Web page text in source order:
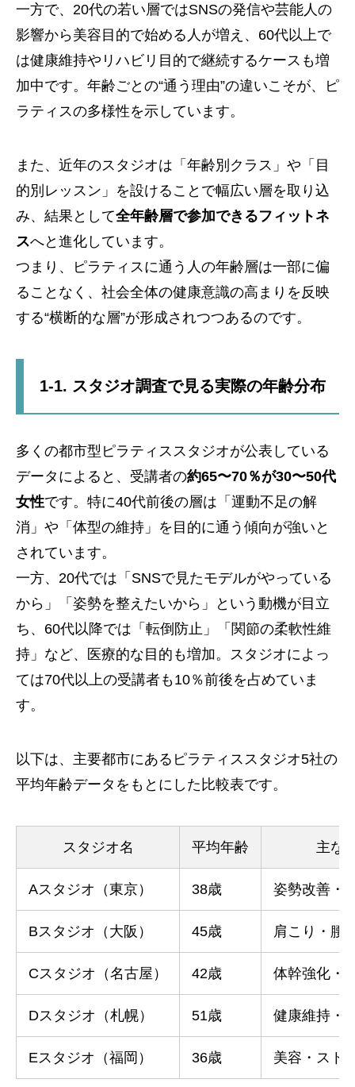
一方で、20代の若い層ではSNSの発信や芸能人の
影響から美容目的で始める人が増え、60代以上で
は健康維持やリハビリ目的で継続するケースも増
加中です。年齢ごとの“通う理由”の違いこそが、ピ
ラティスの多様性を示しています。
また、近年のスタジオは「年齢別クラス」や「目
的別レッスン」を設けることで幅広い層を取り込
み、結果として全年齢層で参加できるフィットネ
スへと進化しています。
つまり、ピラティスに通う人の年齢層は一部に偏
ることなく、社会全体の健康意識の高まりを反映
する“横断的な層”が形成されつつあるのです。
1-1. スタジオ調査で見る実際の年齢分布
多くの都市型ピラティススタジオが公表している
データによると、受講者の約65〜70％が30〜50代
女性です。特に40代前後の層は「運動不足の解
消」や「体型の維持」を目的に通う傾向が強いと
されています。
一方、20代では「SNSで見たモデルがやっている
から」「姿勢を整えたいから」という動機が目立
ち、60代以降では「転倒防止」「関節の柔軟性維
持」など、医療的な目的も増加。スタジオによっ
ては70代以上の受講者も10％前後を占めていま
す。
以下は、主要都市にあるピラティススタジオ5社の
平均年齢データをもとにした比較表です。
スタジオ名 平均年齢 主な
Aスタジオ（東京） 38歳 姿勢改善・
Bスタジオ（大阪） 45歳 肩こり・腰
Cスタジオ（名古屋） 42歳 体幹強化・
Dスタジオ（札幌） 51歳 健康維持・
Eスタジオ（福岡） 36歳 美容・スト